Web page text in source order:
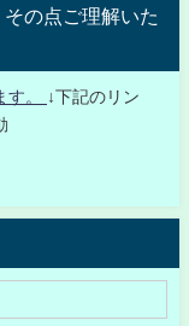
の点ご理解いた
す。
↓下記のリン